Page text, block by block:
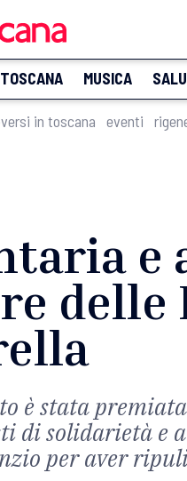
MUSICA
in toscana eventi
e
delle
è stata
di solidarietà e
per aver